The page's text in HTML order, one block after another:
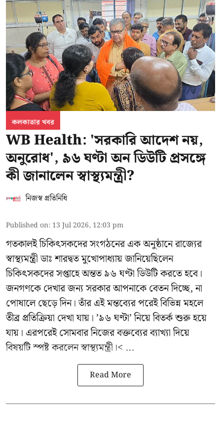
কলকাতার খবর
WB Health: 'সরকারি আদেশ নয়,
অনুরোধ', ৯৬ ঘণ্টা অন ডিউটি প্রসঙ্গে
কী জানালেন স্বাস্থ্যমন্ত্রী?
নিজস্ব প্রতিনিধি
Published on: 13 Jul 2026, 12:03 pm
গতকালই চিকিৎসকদের সংগঠনের এক অনুষ্ঠানে রাজ্যের
স্বাস্থ্যমন্ত্রী ডাঃ শারদ্বত মুখোপাধ্যায় জানিয়েছিলেন
চিকিৎসকদের সপ্তাহে অন্তত ৯৬ ঘণ্টা ডিউটি করতে হবে।
জনগণকে দেখার জন্য সরকার আপনাকে বেতন দিচ্ছে, না
পোষালে ছেড়ে দিন। তাঁর এই মন্তব্যের পরেই বিভিন্ন মহলে
তীব্র প্রতিক্রিয়া দেখা যায়। ’৯৬ ঘণ্টা’ নিয়ে বিতর্ক শুরু হয়ে
যায়। এরপরেই সোমবার নিজের বক্তব্যের ব্যাখ্যা দিয়ে
বিষয়টি স্পষ্ট করলেন স্বাস্থ্যমন্ত্রী।< ...
Read More